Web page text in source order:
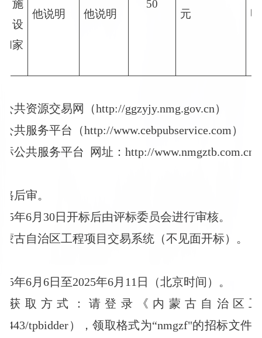
施
设
家
他说明
他说明
50
元
明
共资源交易网（http://ggzyjy.nmg.gov.cn）
共服务平台（http://www.cebpubservice.com）
公共服务平台
网址：http://www.nmgztb.com.cn
后审。
年6月30日开标后由评标委员会进行审核。
古自治区工程项目交易系统（不见面开标）。
年6月6日至2025年6月11日（北京时间）。
获取方式：请登录《内蒙古自治区
tpbidder），领取格式为“nmgzf"的招标文件